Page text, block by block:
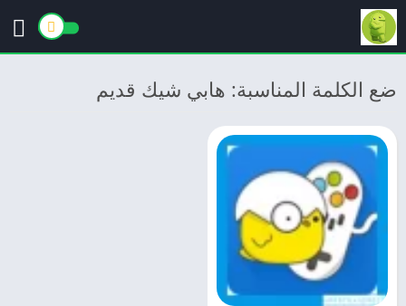
ضع الكلمة المناسبة: هابي شيك قديم